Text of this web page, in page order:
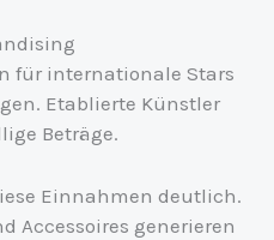
für internationale Stars
Etablierte Künstler
Beträge.
Einnahmen deutlich.
Accessoires generieren